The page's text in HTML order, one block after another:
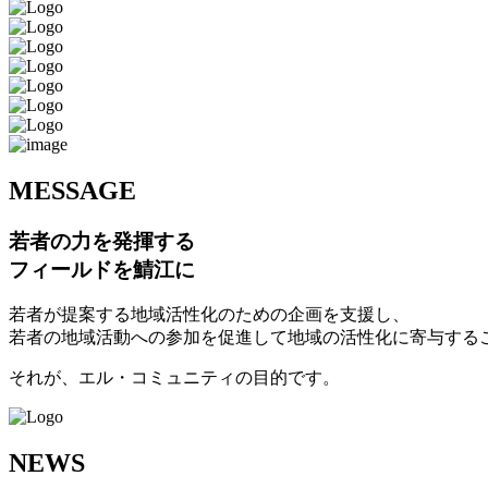
MESSAGE
若者の力を発揮する
フィールドを鯖江に
若者が提案する地域活性化のための企画を支援し、
若者の地域活動への参加を促進して地域の活性化に寄与する
それが、エル・コミュニティの目的です。
NEWS